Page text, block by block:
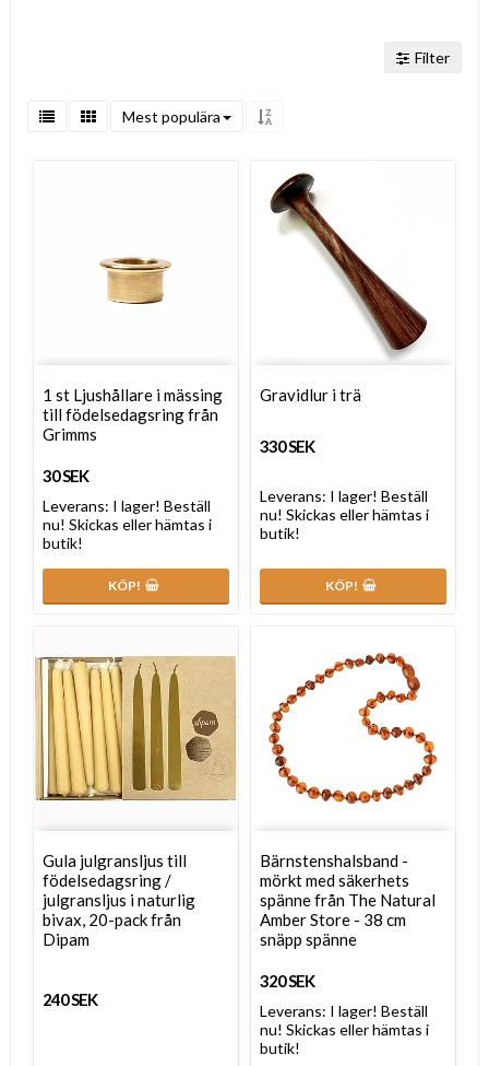
Filter
Mest populära
1 st Ljushållare i mässing
till födelsedagsring från
Grimms
30 SEK
Leverans: I lager! Beställ
nu! Skickas eller hämtas i
butik!
KÖP!
Gravidlur i trä
330 SEK
Leverans: I lager! Beställ
nu! Skickas eller hämtas i
butik!
KÖP!
Gula julgransljus till
födelsedagsring /
julgransljus i naturlig
bivax, 20-pack från
Dipam
240 SEK
Bärnstenshalsband -
mörkt med säkerhets
spänne från The Natural
Amber Store - 38 cm
snäpp spänne
320 SEK
Leverans: I lager! Beställ
nu! Skickas eller hämtas i
butik!